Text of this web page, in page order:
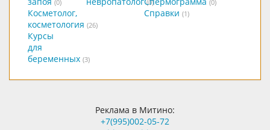
(0)
Косметолог,
косметология (26)
Курсы
для
беременных (3)
(0) (0)
Справки (1)
Реклама в Митино:
+7(995)002-05-72